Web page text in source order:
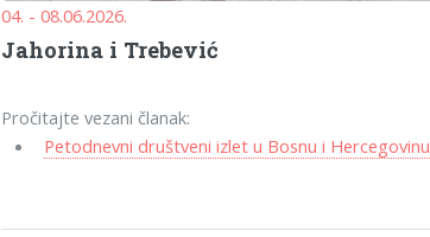
04. - 08.06.2026.
Jahorina i Trebević
Pročitajte vezani članak:
Petodnevni društveni izlet u Bosnu i Hercegovinu